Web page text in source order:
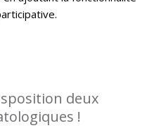
deux
!